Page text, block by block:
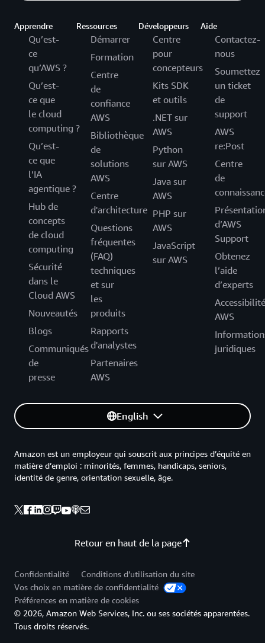
Apprendre
Qu’est-
ce
qu’AWS ?
Qu’est-
ce que
le cloud
computing ?
Qu’est-
ce que
l’IA
agentique ?
Hub de
concepts
de cloud
computing
Sécurité
dans le
Cloud AWS
Nouveautés
Blogs
Communiqués
de
presse
Ressources
Démarrer
Formation
Centre
de
confiance
AWS
Bibliothèque
de
solutions
AWS
Centre
d'architecture
Questions
fréquentes
(FAQ)
techniques
et sur
les
produits
Rapports
d'analystes
Partenaires
AWS
Développeurs
Centre
pour
concepteurs
Kits SDK
et outils
.NET sur
AWS
Python
sur AWS
Java sur
AWS
PHP sur
AWS
JavaScript
sur AWS
Aide
Contactez-
nous
Soumettez
un ticket
de
support
AWS
re:Post
Centre
de
d’AWS
Support
Obtenez
l’aide
d’experts
Accessibilité
AWS
juridiques
English
Retour en haut de la page
Amazon est un employeur qui souscrit aux principes d’équité en
matière d’emploi : minorités, femmes, handicaps, seniors,
identité de genre, orientation sexuelle, âge.
Confidentialité
Conditions d’utilisation du site
Vos choix en matière de confidentialité
Préférences en matière de cookies
© 2026, Amazon Web Services, Inc. ou ses sociétés apparentées.
Tous droits réservés.